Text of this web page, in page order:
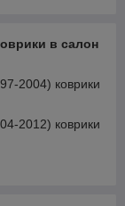
в салон
2004) коврики
2012) коврики
2018) коврики